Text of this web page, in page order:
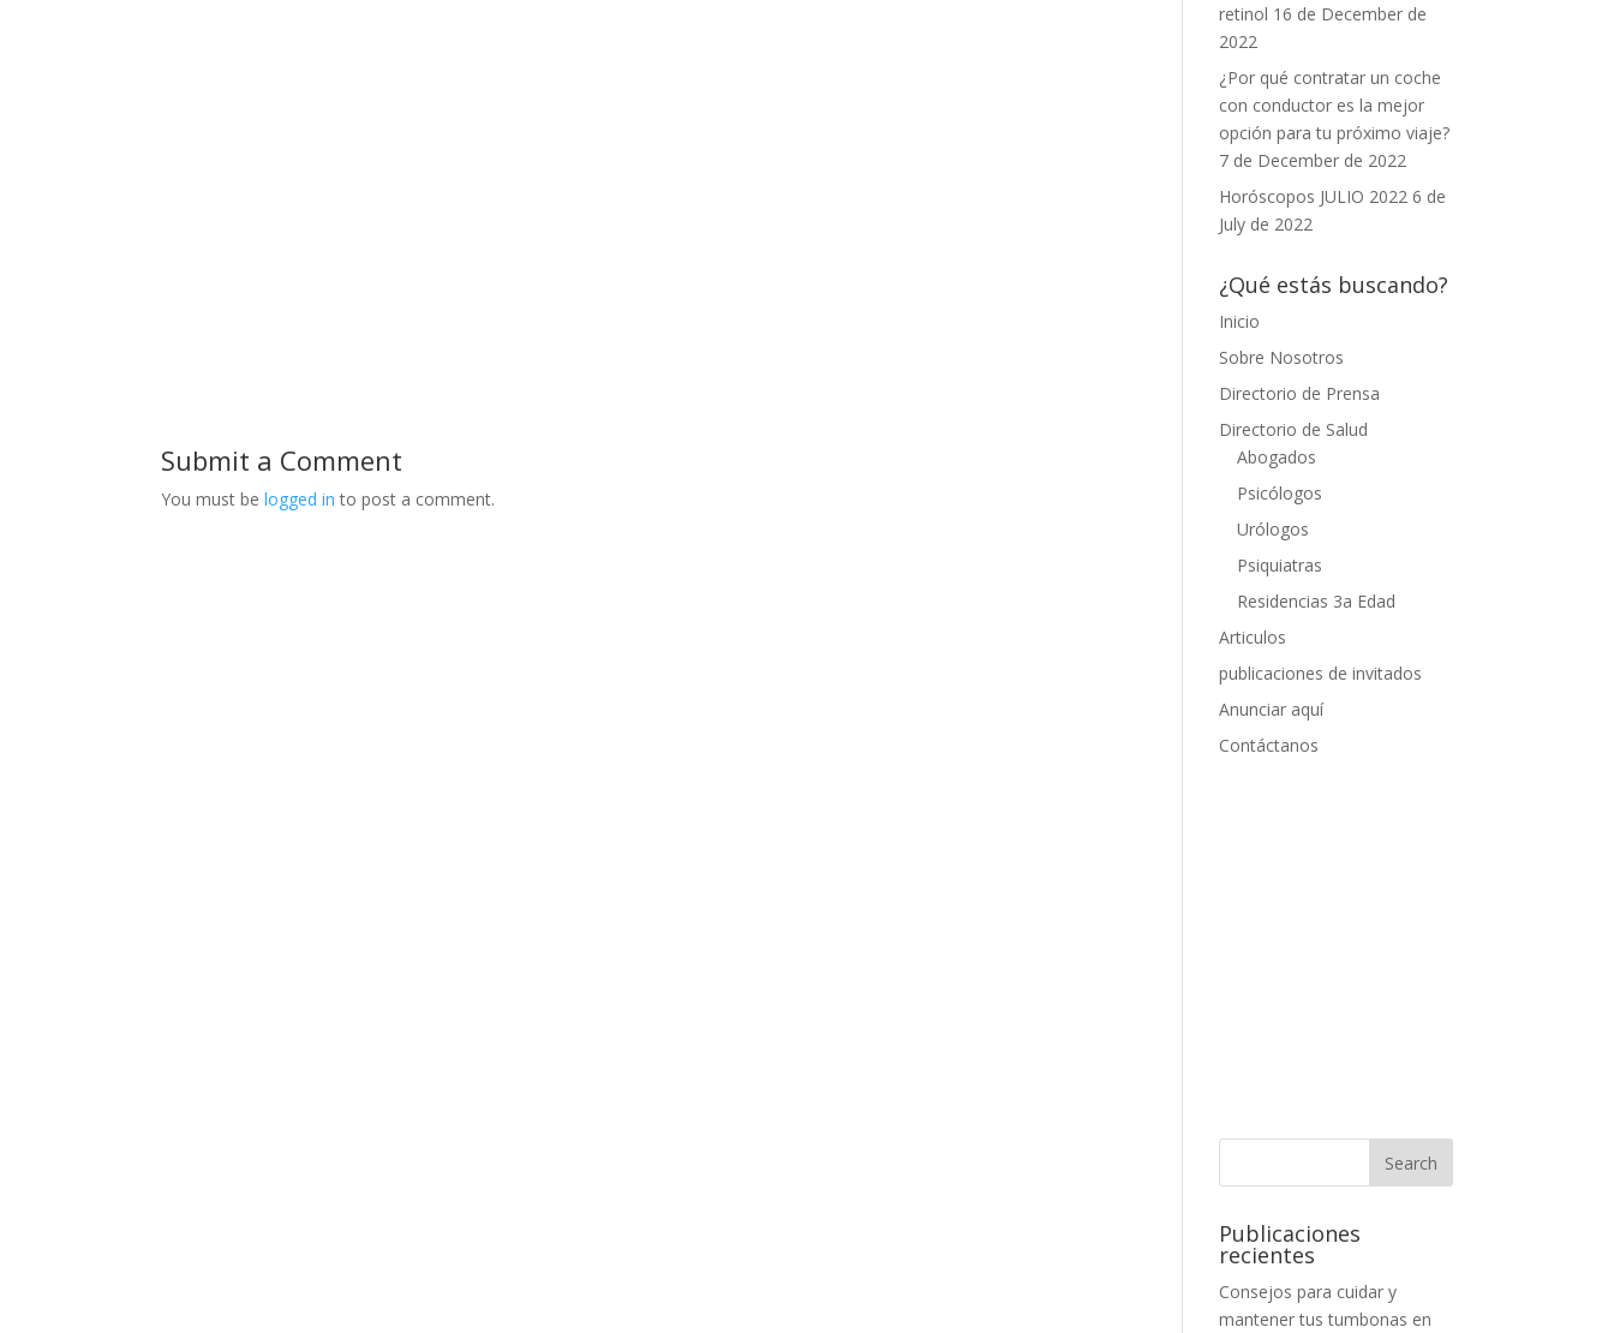
Submit a Comment
You must belogged in to post a comment.
retinol 16 de December de
2022
¿Por qué contratar un coche
con conductor es la mejor
opción para tu próximo viaje?
7 de December de 2022
Horóscopos JULIO 2022 6 de
July de 2022
¿Qué estás buscando?
Inicio
Sobre Nosotros
Directorio de Prensa
Directorio de Salud
Abogados
Psicólogos
Urólogos
Psiquiatras
Residencias 3a Edad
Articulos
publicaciones de invitados
Anunciar aquí
Contáctanos
Publicaciones
recientes
Consejos para cuidar y
mantener tus tumbonas en